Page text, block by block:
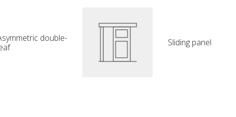
double-
Sliding panel